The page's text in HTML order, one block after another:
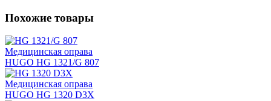
Похожие товары
Медицинская оправа
HUGO HG 1321/G 807
Медицинская оправа
HUGO HG 1320 D3X